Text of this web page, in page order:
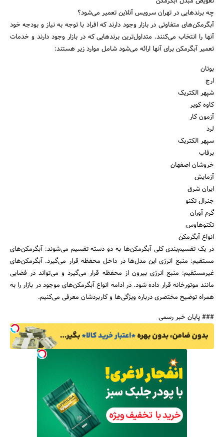
چه برندهایی در تهران سرویس آنلاین تعمیر می‌شود؟
آبگرمکن‌های متفاوتی در بازار وجود دارند که افراد با توجه به نیاز و بودجه خود
آنها را انتخاب می‌کنند. متداول‌ترین برندهایی که در بازار وجود دارند و خدمات
تعمیر آبگرمکن برای آنها ارائه می‌شود شامل موارد زیر هستند:
بوتان
ارج
شپهر الکتریک
کاوه کویر
آزمون کار
لرد
سپهر الکتریک
برفاب
خروشان اصفهان
آزمایش
ایران شرق
جنرال تکنو
گرم آوران
تکنوهاوس
انواع آبگرمکن
در یک تقسیم‌بندی کلی آبگرمکن‌ها به دو دسته تقسیم می‌شوند: آبگرمکن‌های
مستقیم: منبع انرژی این مدل‌ها در داخل محفظه قرار می‌گیرد. آبگرمکن‌های
غیرمستقیم: منبع انرژی بیرون از محفظه قرار می‌گیرد و می‌تواند در فضایی
مانند موتورخانه قرار داده شود. در ادامه انواع آبگرمکن‌های موجود در بازار را به
همراه توضیح مختصری درباره ویژگی‌ها و کاربردشان معرفی می‌کنیم.
### پایان خبر رسمی